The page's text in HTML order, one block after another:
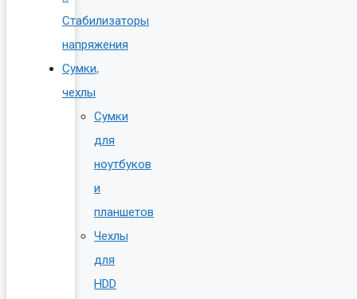
Стабилизаторы
напряжения
Сумки,
чехлы
Сумки
для
ноутбуков
и
планшетов
Чехлы
для
HDD